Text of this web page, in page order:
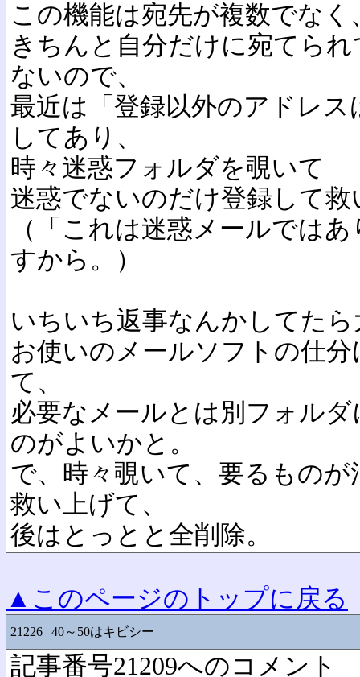
この機能は宛先が複数でなく
きちんと自分だけに宛てら
ないので、
最近は「登録以外のアドレ
してあり、
時々迷惑フォルダを覗いて
迷惑でないのだけ登録して
（「これは迷惑メールでは
すから。）
いちいち返事なんかしてた
お使いのメールソフトの仕
て、
必要なメールとは別フォル
のがよいかと。
で、時々覗いて、要るもの
救い上げて、
後はとっとと全削除。
▲このページのトップに戻る
21226 40～50はキビシー
記事番号21209へのコメント